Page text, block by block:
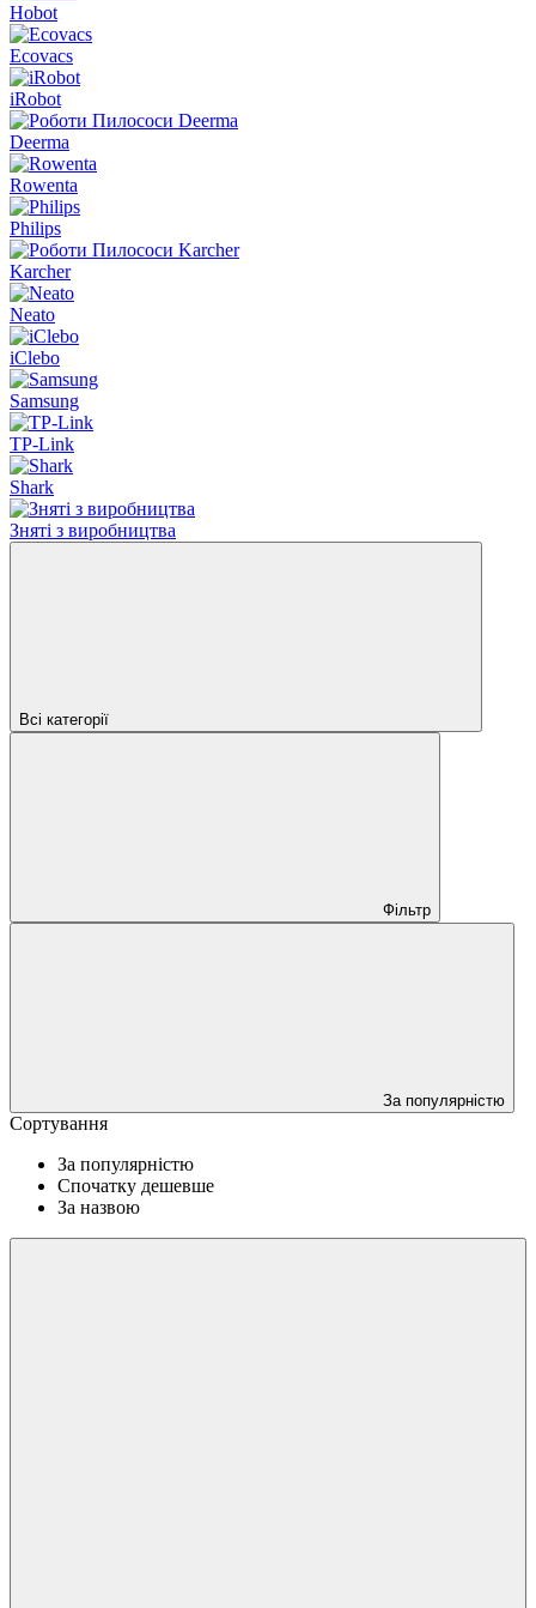
Hobot
Ecovacs
iRobot
Deerma
Rowenta
Philips
Karcher
Neato
iClebo
Samsung
TP-Link
Shark
Зняті з виробництва
Всі категорії
Фільтр
За популярністю
Сортування
За популярністю
Спочатку дешевше
За назвою